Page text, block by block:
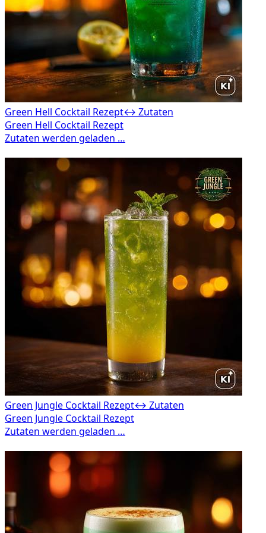
Green Hell Cocktail Rezept↔ Zutaten
Green Jungle Cocktail Rezept↔ Zutaten